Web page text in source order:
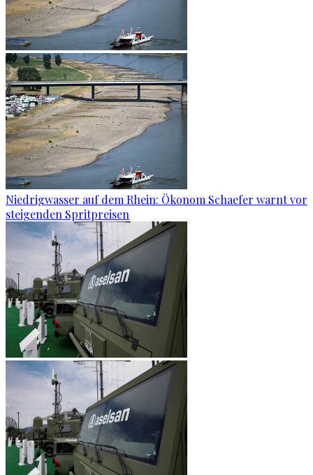
Niedrigwasser auf dem Rhein: Ökonom Schaefer warnt vor
steigenden Spritpreisen